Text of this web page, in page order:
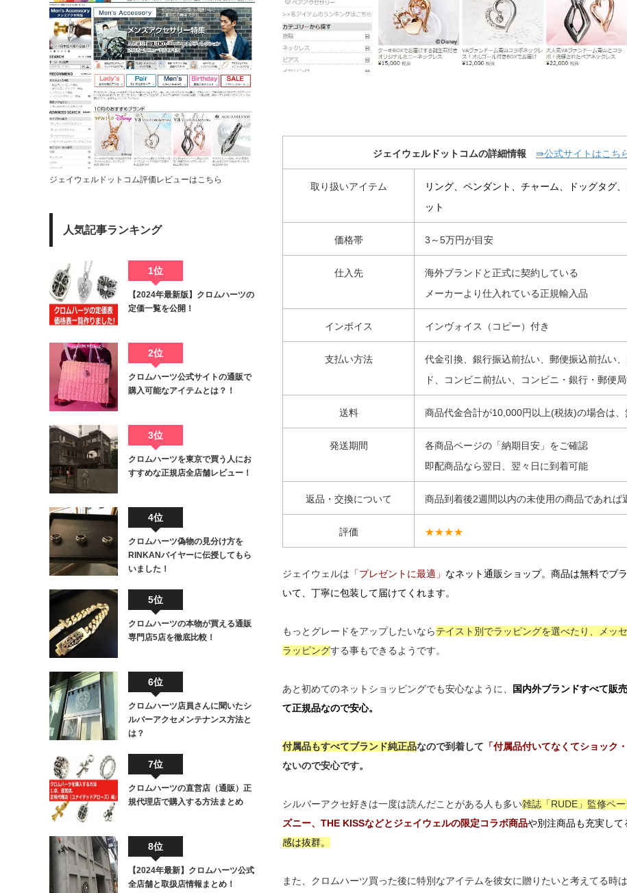
ジェイウェルドットコムの詳細情報 ⇛公式サイトはこち
取り扱いアイテム
リング、ペンダント、チャーム、ドッグタグ
ット
価格帯 3～5万円が目安
仕入先
海外ブランドと正式に契約している
メーカーより仕入れている正規輸入品
インボイス インヴォイス（コピー）付き
支払い方法
代金引換、銀行振込前払い、郵便振込前払い
ド、コンビニ前払い、コンビニ・銀行・郵便
送料 商品代金合計が10,000円以上(税抜)の場合は、
発送期間
各商品ページの「納期目安」をご確認
即配商品なら翌日、翌々日に到着可能
返品・交換について 商品到着後2週間以内の未使用の商品であれば
評価 ★★★★
ジェイウェルは 「プレゼントに最適」 なネット通販ショップ。商品は無料でブ
いて、丁寧に包装して届けてくれます。
もっとグレードをアップしたいならテイスト別でラッピングを選べたり、メッ
ラッピングする事もできるようです。
あと初めてのネットショッピングでも安心なように、
国内外ブランドすべて販
て正規品なので安心。
付属品もすべてブランド純正品なので到着して 「付属品付いてなくてショック・
ないので安心です。
シルバーアクセ好きは一度は読んだことがある人も多い雑誌「RUDE」監修ペー
ズニー、THE KISSなどとジェイウェルの限定コラボ商品や別注商品も充実して
感は抜群。
また、クロムハーツ買った後に特別なアイテムを彼女に贈りたいと考えてる時
ジェイウェルドットコム評価レビューはこちら
人気記事ランキング
1位
【2024年最新版】クロムハーツの
定価一覧を公開！
2位
クロムハーツ公式サイトの通販で
購入可能なアイテムとは？！
3位
クロムハーツを東京で買う人にお
すすめな正規店全店舗レビュー！
4位
クロムハーツ偽物の見分け方を
RINKANバイヤーに伝授してもら
いました！
5位
クロムハーツの本物が買える通販
専門店5店を徹底比較！
6位
クロムハーツ店員さんに聞いたシ
ルバーアクセメンテナンス方法と
は？
7位
クロムハーツの直営店（通販）正
規代理店で購入する方法まとめ
8位
【2024年最新】クロムハーツ公式
全店舗と取扱店情報まとめ！